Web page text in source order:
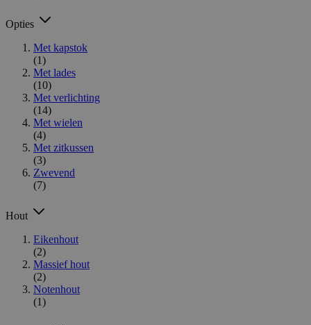
Opties
Met kapstok
(1)
Met lades
(10)
Met verlichting
(14)
Met wielen
(4)
Met zitkussen
(3)
Zwevend
(7)
Hout
Eikenhout
(2)
Massief hout
(2)
Notenhout
(1)